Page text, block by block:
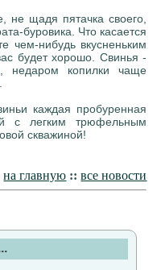
не щадя пятачка своего,
буровика. Что касается
чем-нибудь вкусненьким
будет хорошо. Свинья -
недаром копилки чаще
каждая пробуренная
с легким трюфельным
скважиной!
на главную :: все новости